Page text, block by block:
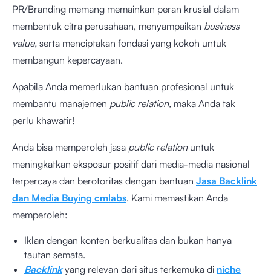
PR/Branding memang memainkan peran krusial dalam
membentuk citra perusahaan, menyampaikan business
value, serta menciptakan fondasi yang kokoh untuk
membangun kepercayaan.
Apabila Anda memerlukan bantuan profesional untuk
membantu manajemen public relation, maka Anda tak
perlu khawatir!
Anda bisa memperoleh jasa public relationuntuk
meningkatkan eksposur positif dari media-media nasional
terpercaya dan berotoritas dengan bantuan Jasa Backlink
dan Media Buying cmlabs. Kami memastikan Anda
memperoleh:
Iklan dengan konten berkualitas dan bukan hanya
tautan semata.
Backlinkyang relevan dari situs terkemuka di niche